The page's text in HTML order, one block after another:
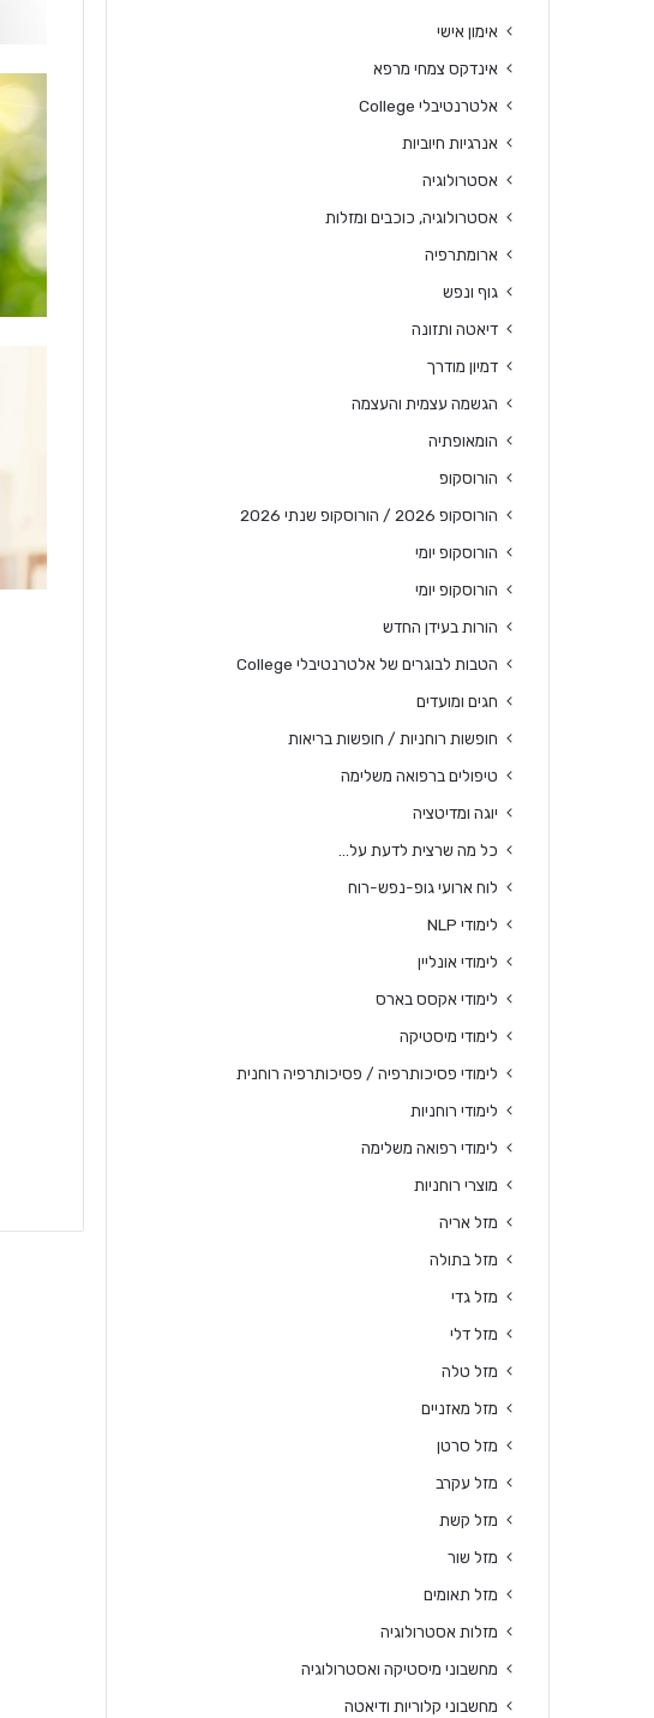
אימון אישי
אינדקס צמחי מרפא
אלטרנטיבלי College
אנרגיות חיוביות
אסטרולוגיה
אסטרולוגיה, כוכבים ומזלות
ארומתרפיה
גוף ונפש
דיאטה ותזונה
דמיון מודרך
הגשמה עצמית והעצמה
הומאופתיה
הורוסקופ
הורוסקופ 2026 / הורוסקופ שנתי 2026
הורוסקופ יומי
הורוסקופ יומי
הורות בעידן החדש
הטבות לבוגרים של אלטרנטיבלי College
חגים ומועדים
חופשות רוחניות / חופשות בריאות
טיפולים ברפואה משלימה
יוגה ומדיטציה
כל מה שרצית לדעת על…
לוח ארועי גופ-נפש-רוח
לימודי NLP
לימודי אונליין
לימודי אקסס בארס
לימודי מיסטיקה
לימודי פסיכותרפיה / פסיכותרפיה רוחנית
לימודי רוחניות
לימודי רפואה משלימה
מוצרי רוחניות
מזל אריה
מזל בתולה
מזל גדי
מזל דלי
מזל טלה
מזל מאזניים
מזל סרטן
מזל עקרב
מזל קשת
מזל שור
מזל תאומים
מזלות אסטרולוגיה
מחשבוני מיסטיקה ואסטרולוגיה
מחשבוני קלוריות ודיאטה